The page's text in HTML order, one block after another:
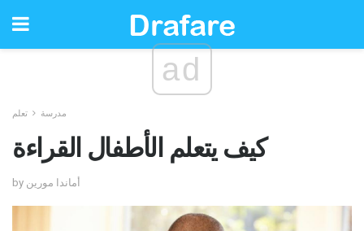
ad
مدرسة تعلم
كيف يتعلم الأطفال القراءة
by أماندا مورين